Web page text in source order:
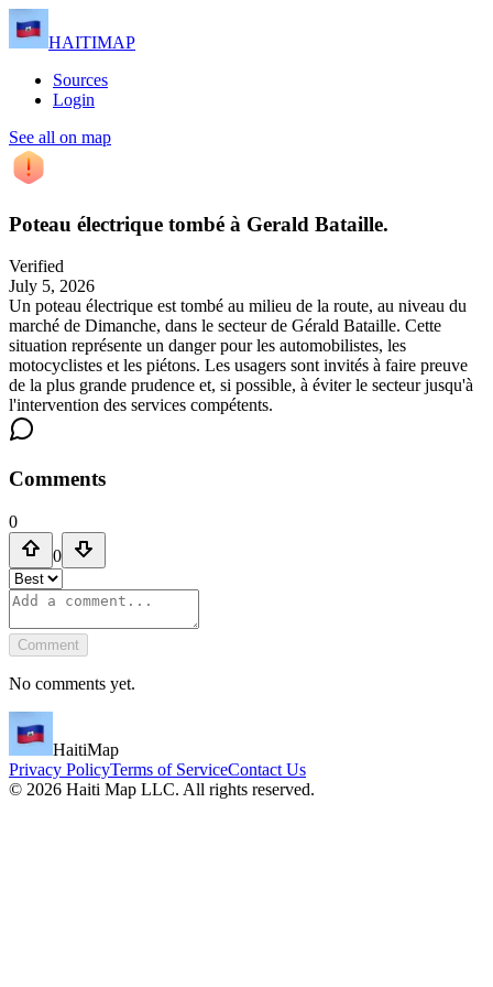
HAITIMAP
Sources
Login
See all on map
Poteau électrique tombé à Gerald Bataille.
Verified
July 5, 2026
Un poteau électrique est tombé au milieu de la route, au niveau du
marché de Dimanche, dans le secteur de Gérald Bataille. Cette
situation représente un danger pour les automobilistes, les
motocyclistes et les piétons. Les usagers sont invités à faire preuve
de la plus grande prudence et, si possible, à éviter le secteur jusqu'à
l'intervention des services compétents.
Comments
0
0
Comment
No comments yet.
HaitiMap
Privacy PolicyTerms of ServiceContact Us
© 2026 Haiti Map LLC. All rights reserved.